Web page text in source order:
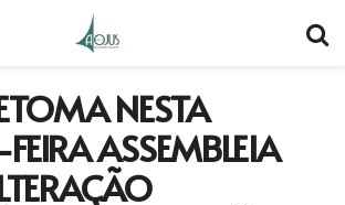
NESTA
ASSEMBLEIA